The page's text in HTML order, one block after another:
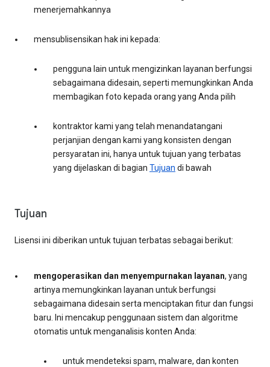
menerjemahkannya
mensublisensikan hak ini kepada:
pengguna lain untuk mengizinkan layanan berfungsi
sebagaimana didesain, seperti memungkinkan Anda
membagikan foto kepada orang yang Anda pilih
kontraktor kami yang telah menandatangani
perjanjian dengan kami yang konsisten dengan
persyaratan ini, hanya untuk tujuan yang terbatas
yang dijelaskan di bagian Tujuan di bawah
Tujuan
Lisensi ini diberikan untuk tujuan terbatas sebagai berikut:
mengoperasikan dan menyempurnakan layanan, yang
artinya memungkinkan layanan untuk berfungsi
sebagaimana didesain serta menciptakan fitur dan fungsi
baru. Ini mencakup penggunaan sistem dan algoritme
otomatis untuk menganalisis konten Anda:
untuk mendeteksi spam, malware, dan konten